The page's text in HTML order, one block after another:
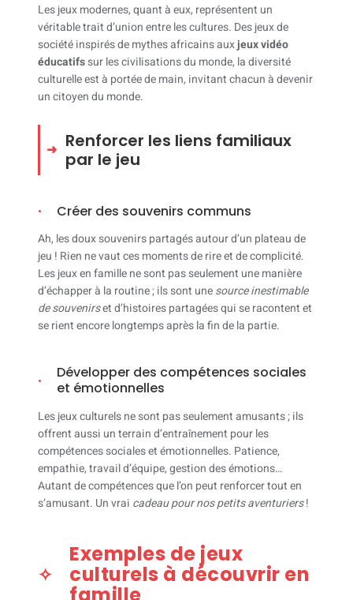
Les jeux modernes, quant à eux, représentent un
véritable trait d’union entre les cultures. Des jeux de
société inspirés de mythes africains auxjeux vidéo
éducatifssur les civilisations du monde, la diversité
culturelle est à portée de main, invitant chacun à devenir
un citoyen du monde.
Renforcer les liens familiaux
par le jeu
Créer des souvenirs communs
Ah, les doux souvenirs partagés autour d’un plateau de
jeu ! Rien ne vaut ces moments de rire et de complicité.
Les jeux en famille ne sont pas seulement une manière
d’échapper à la routine ; ils sont unesource inestimable
de souvenirset d’histoires partagées qui se racontent et
se rient encore longtemps après la fin de la partie.
Développer des compétences sociales
et émotionnelles
Les jeux culturels ne sont pas seulement amusants ; ils
offrent aussi un terrain d’entraînement pour les
compétences sociales et émotionnelles. Patience,
empathie, travail d’équipe, gestion des émotions…
Autant de compétences que l’on peut renforcer tout en
s’amusant. Un vrai cadeau pour nos petits aventuriers!
Exemples de jeux
culturels à découvrir en